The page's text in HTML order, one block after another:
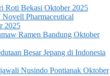
Roti Bekasi Oktober 2025
Pharmaceutical
2025
Ramen Bandung Oktober
Besar Jepang di Indonesia
Nusindo Pontianak Oktober